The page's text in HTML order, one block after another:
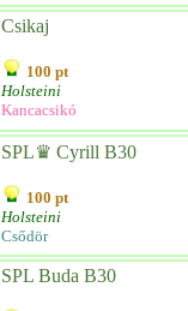
Csikaj
100 pt
Holsteini
Kancacsikó
SPL♛ Cyrill B30
100 pt
Holsteini
Csődör
SPL Buda B30